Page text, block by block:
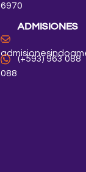
6970
ADMISIONES
(+593) 963 088
088